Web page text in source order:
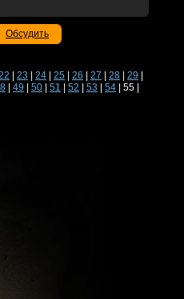
Обсудить
23 24 25 26 27 28 29
49 50 51 52 53 54 | 55 |